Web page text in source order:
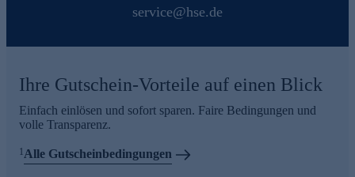
service@hse.de
Ihre Gutschein-Vorteile auf einen Blick
Einfach einlösen und sofort sparen. Faire Bedingungen und
volle Transparenz.
1 Alle Gutscheinbedingungen